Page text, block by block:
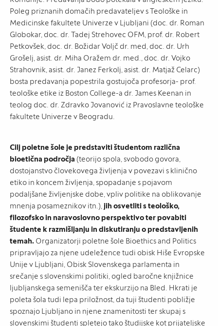
Poleg priznanih domačih predavateljev s Teološke in
Medicinske fakultete Univerze v Ljubljani (doc. dr. Roman
Globokar, doc. dr. Tadej Strehovec OFM, prof. dr. Robert
Petkovšek, doc. dr. Božidar Voljč dr. med, doc. dr. Urh
Grošelj, asist. dr. Miha Oražem dr. med., doc. dr. Vojko
Strahovnik, asist. dr. Janez Ferkolj, asist. dr. Matjaž Celarc)
bosta predavanja popestrila gostujoča profesorja- prof.
teološke etike iz Boston College-a dr. James Keenan in
teolog doc. dr. Zdravko Jovanović iz Pravoslavne teološke
fakultete Univerze v Beogradu.
Cilj poletne šole je predstaviti študentom različna
bioetična področja (teorijo spola, svobodo govora,
dostojanstvo človekovega življenja v povezavi s klinično
etiko in koncem življenja, spopadanje s pojavom
podaljšane življenjske dobe, vpliv politike na oblikovanje
mnenja posameznikov itn.),jih osvetliti s teološko,
filozofsko in naravoslovno perspektivo ter povabiti
študente k razmišljanju in diskutiranju o predstavljenih
temah. Organizatorji poletne šole Bioethics and Politics
pripravljajo za njene udeležence tudi obisk Hiše Evropske
Unije v Ljubljani, Obisk Slovenskega parlamenta in
srečanje s slovenskimi politiki, ogled baročne knjižnice
ljubljanskega semenišča ter ekskurzijo na Bled. Hkrati je
poleta šola tudi lepa priložnost, da tuji študenti pobližje
spoznajo Ljubljano in njene znamenitosti ter skupaj s
slovenskimi študenti spletejo tako študijske kot prijateljske